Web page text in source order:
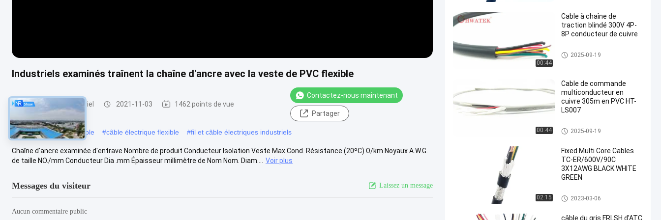
Industriels examinés traînent la chaîne d'ancre avec la veste de PVC flexible
Câble flexible industriel 2021-11-03 1462 points de vue
Contactez-nous maintenant
Partager
#Câble de contrôle flexible #câble électrique flexible #fil et câble électriques industriels
Chaîne d'ancre examinée d'entrave Nombre de produit Conducteur Isolation Veste Max Cond. Résistance (20ºC) Ω/km Noyaux A.W.G.
de taille NO./mm Conducteur Dia .mm Épaisseur millimètre de Nom Nom. Diam....
Voir plus
Messages du visiteur Laissez un message
Aucun commentaire public
00:44
Cable à chaîne de
traction blindé 300V 4P-
8P conducteur de cuivre
Câble flexible industriel
2025-09-19
00:44
Cable de commande
multiconducteur en
cuivre 305m en PVC HT-
LS007
Câble flexible industriel
2025-09-19
02:15
Fixed Multi Core Cables
TC-ER/600V/90C
3X12AWG BLACK WHITE
GREEN
Câble flexible industriel
2023-03-06
câble du gris FRLSH d'ATC